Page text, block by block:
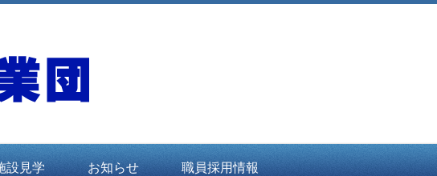
設見学 お知らせ 職員採用情報